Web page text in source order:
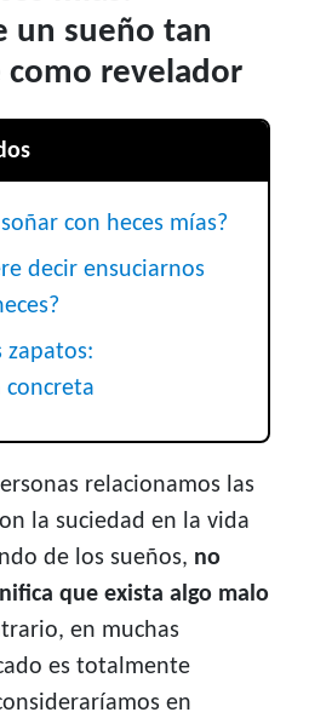
un sueño tan
como revelador
con heces mías?
decir ensuciarnos
zapatos:
relacionamos las
la suciedad en la vida
de los sueños, no
que exista algo malo
en muchas
es totalmente
en